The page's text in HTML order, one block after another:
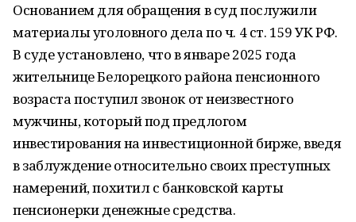
Основанием для обращения в суд послужили
материалы уголовного дела по ч. 4 ст. 159 УК РФ.
В суде установлено, что в январе 2025 года
жительнице Белорецкого района пенсионного
возраста поступил звонок от неизвестного
мужчины, который под предлогом
инвестирования на инвестиционной бирже, введя
в заблуждение относительно своих преступных
намерений, похитил с банковской карты
пенсионерки денежные средства.